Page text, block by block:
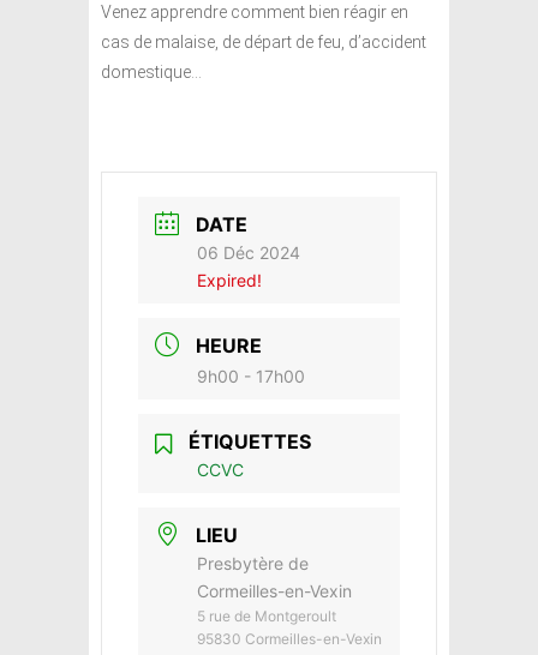
Venez apprendre comment bien réagir en
cas de malaise, de départ de feu, d’accident
domestique…
DATE
06 Déc 2024
Expired!
HEURE
9h00 - 17h00
ÉTIQUETTES
CCVC
LIEU
Presbytère de
Cormeilles-en-Vexin
5 rue de Montgeroult
95830 Cormeilles-en-Vexin